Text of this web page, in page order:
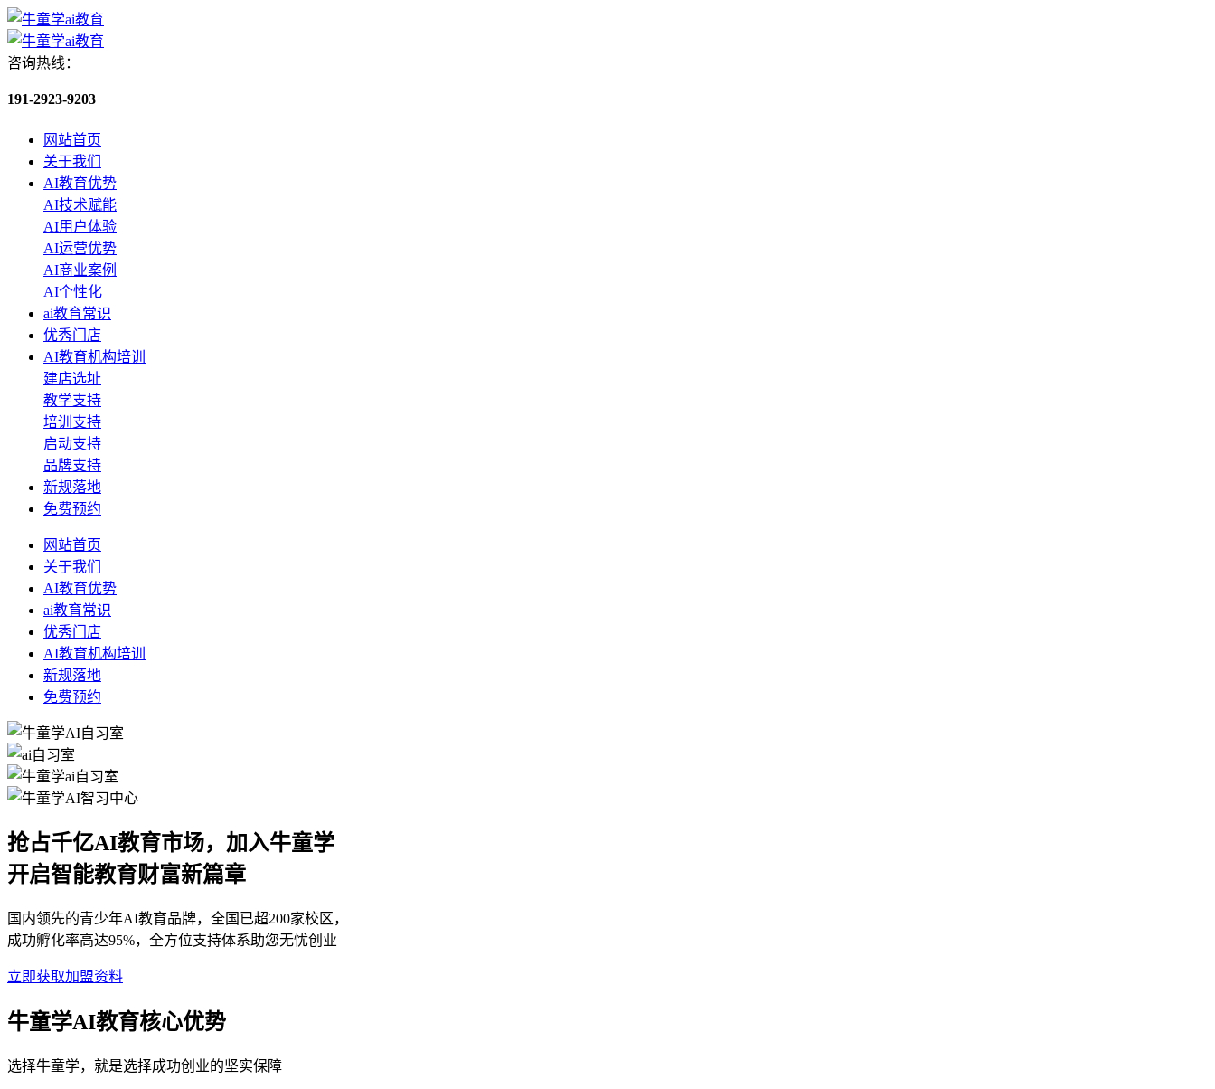
咨询热线：
191-2923-9203
网站首页
关于我们
AI教育优势
AI技术赋能
AI用户体验
AI运营优势
AI商业案例
AI个性化
ai教育常识
优秀门店
AI教育机构培训
建店选址
教学支持
培训支持
启动支持
品牌支持
新规落地
免费预约
网站首页
关于我们
AI教育优势
ai教育常识
优秀门店
AI教育机构培训
新规落地
免费预约
抢占千亿AI教育市场，加入牛童学
开启智能教育财富新篇章
国内领先的青少年AI教育品牌，全国已超200家校区，
成功孵化率高达95%，全方位支持体系助您无忧创业
立即获取加盟资料
牛童学AI教育核心优势
选择牛童学，就是选择成功创业的坚实保障